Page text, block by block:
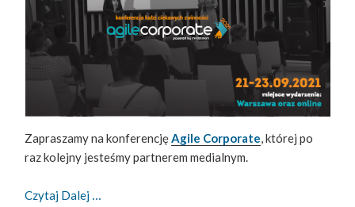
Zapraszamy na konferencję Agile Corporate , której po
raz kolejny jesteśmy partnerem medialnym.
Czytaj Dalej